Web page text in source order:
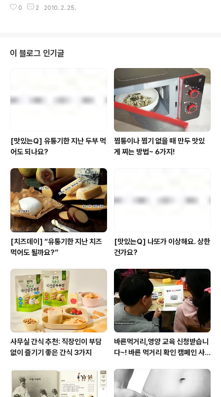
해외 시장 진출의 기틀을 마련하겠다고 밝혔다. 그 동안 떡
다양한 제품으로 건강 챙겨 건강에 대한 관심과 관리는 나
분이다. 그렇다면 한결같이 최상의 컨디션과 체력을 유지
해야 하는 스포츠 선수들은 운동 외에 어떻게 따로 건강 관
리를 할까? 스포츠 스타들이 전하는 그들만의 애용식 1호
인 건강 식품에 대해 알아보자. ◆ 월드스타 김태균의 활력
충전 비결, ‘산삼배양근’ 일본 지바 롯데 마린스에서의 맹활
약이 기대되는 야구선수 김태균이 공..
0 2 2010. 2. 25.
이 블로그 인기글
[맛있는Q] 유통기한 지난 두부 먹
어도 되나요?
찜통이나 찜기 없을 때 만두 맛있
게 찌는 방법~ 6가지!
[치즈데이] “유통기한 지난 치즈
먹어도 될까요?”
[맛있는Q] 나또가 이상해요. 상한
건가요?
사무실 간식 추천: 직장인이 부담
없이 즐기기 좋은 간식 3가지
바른먹거리,영양 교육 신청받습니
다~! 바른 먹거리 확인 캠페인 사